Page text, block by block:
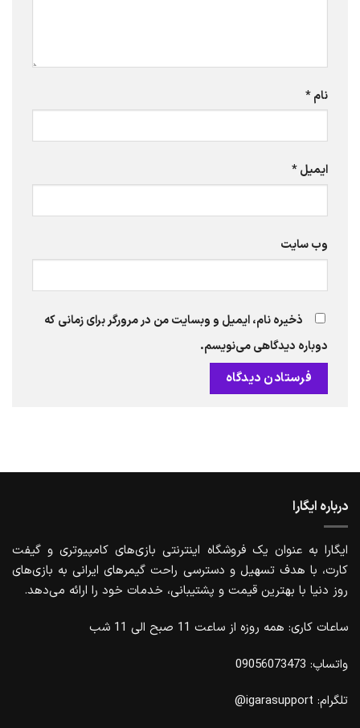
نام*
ایمیل*
وب‌ سایت
ذخیره نام، ایمیل و وبسایت من در مرورگر برای زمانی که
دوباره دیدگاهی می‌نویسم.
درباره ایگارا
ایگارا به عنوان یک فروشگاه اینترنتی بازی‌های کامپیوتری و گیفت
کارت، با هدف تسهیل و دسترسی راحت گیمرهای ایرانی به بازی‌های
روز دنیا با بهترین قیمت و پشتیبانی، خدمات خود را ارائه می‌دهد.
ساعات کاری: همه روزه از ساعت 11 صبح الی 11 شب
واتساپ: 09056073473
تلگرام: igarasupport@